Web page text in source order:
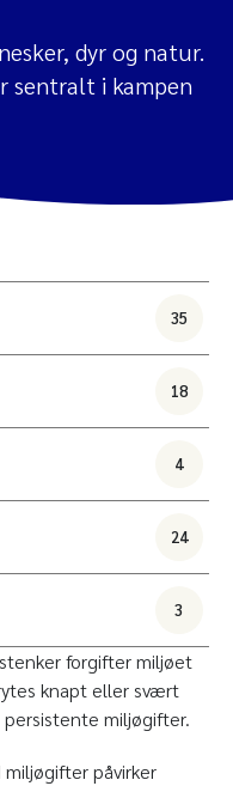
dyr og natur.
sentralt i kampen
35
18
4
24
3
forgifter miljøet
knapt eller svært
persistente miljøgifter.
påvirker